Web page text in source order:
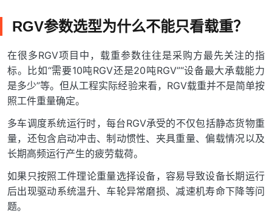
RGV参数选型为什么不能只看载重？
在很多RGV项目中，载重参数往往是采购方最先关注的指
标。比如“需要10吨RGV还是20吨RGV”“设备最大承载能力
是多少”等。但从工程实际经验来看，RGV载重并不是简单按
照工件重量确定。
多车调度系统运行时，每台RGV承受的不仅包括静态货物重
量，还包含启动冲击、制动惯性、夹具重量、偏载情况以及
长期高频运行产生的疲劳载荷。
如果只按照工件理论重量选择设备，容易导致设备长期运行
后出现驱动系统温升、车轮异常磨损、减速机寿命下降等问
题。